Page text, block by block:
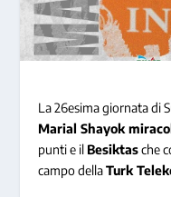
La 26esima giornata di
Marial Shayok
punti e il Besiktasche
campo dellaTurk